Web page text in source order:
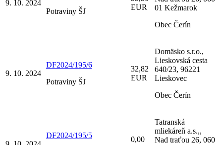
9. 10. 2024
Potraviny ŠJ
EUR
01 Kežmarok
Obec Čerín
9. 10. 2024
DF2024/195/6
Potraviny ŠJ
32,82
EUR
Domäsko s.r.o.,
Lieskovská cesta
640/23, 96221
Lieskovec
Obec Čerín
DF2024/195/5
0,00
Tatranská
mliekáreň a.s.,,
Nad traťou 26, 060